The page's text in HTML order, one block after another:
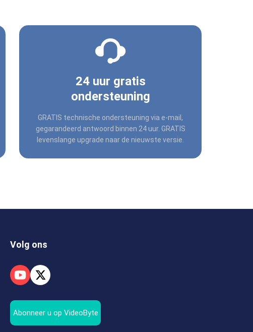
24 uur gratis
ondersteuning
GRATIS technische ondersteuning via e-mail,
gegarandeerd antwoord binnen 24 uur. GRATIS
levenslange upgrade naar de nieuwste versie.
Volg ons
Abonneer u op VideoByte